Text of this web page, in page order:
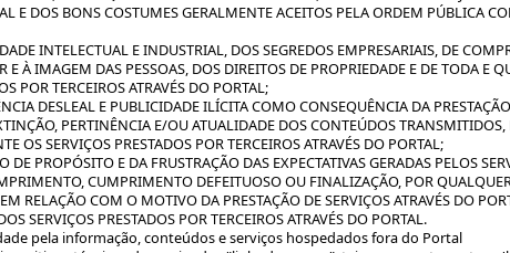
E DOS BONS COSTUMES GERALMENTE ACEITOS PELA ORDEM PÚBLICA
INTELECTUAL E INDUSTRIAL, DOS SEGREDOS EMPRESARIAIS, DE
À IMAGEM DAS PESSOAS, DOS DIREITOS DE PROPRIEDADE E DE TODA E
POR TERCEIROS ATRAVÉS DO PORTAL;
DESLEAL E PUBLICIDADE ILÍCITA COMO CONSEQUÊNCIA DA
PERTINÊNCIA E/OU ATUALIDADE DOS CONTEÚDOS
OS SERVIÇOS PRESTADOS POR TERCEIROS ATRAVÉS DO PORTAL;
PROPÓSITO E DA FRUSTRAÇÃO DAS EXPECTATIVAS GERADAS PELOS
CUMPRIMENTO DEFEITUOSO OU FINALIZAÇÃO, POR
RELAÇÃO COM O MOTIVO DA PRESTAÇÃO DE SERVIÇOS ATRAVÉS DO
SERVIÇOS PRESTADOS POR TERCEIROS ATRAVÉS DO PORTAL.
pela informação, conteúdos e serviços hospedados fora do Portal